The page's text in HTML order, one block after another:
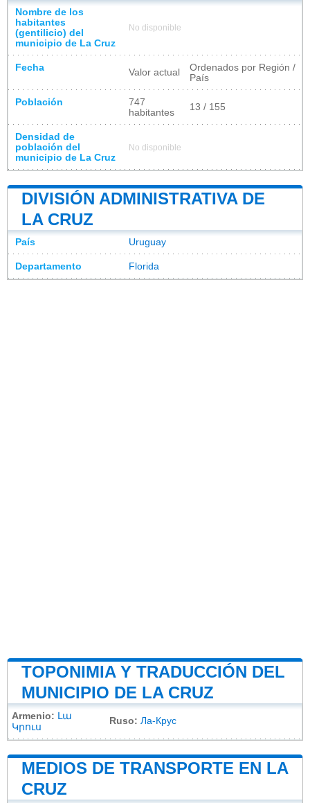
Nombre de los
habitantes
(gentilicio) del
municipio de La Cruz
No disponible
Fecha Valor actual
Ordenados por Región /
País
Población
747
habitantes
13 / 155
Densidad de
población del
municipio de La Cruz
No disponible
DIVISIÓN ADMINISTRATIVA DE
LA CRUZ
País Uruguay
Departamento Florida
TOPONIMIA Y TRADUCCIÓN DEL
MUNICIPIO DE LA CRUZ
Armenio: Լա
Կրուս
Ruso: Ла-Крус
MEDIOS DE TRANSPORTE EN LA
CRUZ